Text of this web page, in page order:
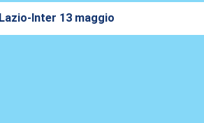
Lazio-Inter 13 maggio